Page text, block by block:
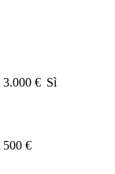
3.000 € Sì
500 €